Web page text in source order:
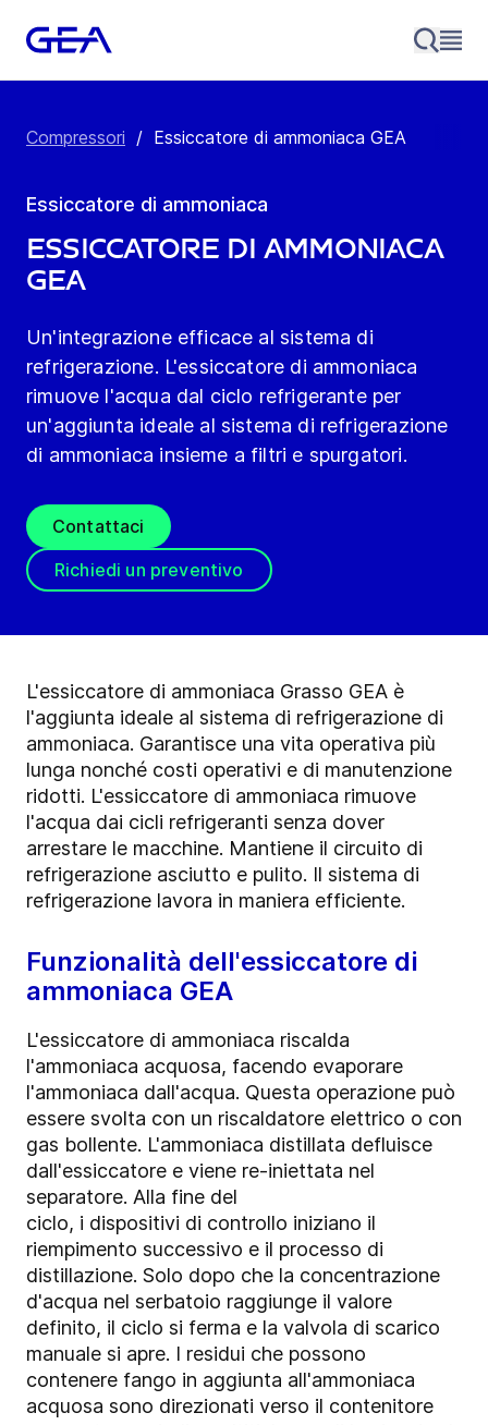
Compressori / Essiccatore di ammoniaca GEA
Essiccatore di ammoniaca
Essiccatore di ammoniaca
GEA
Un'integrazione efficace al sistema di
refrigerazione. L'essiccatore di ammoniaca
rimuove l'acqua dal ciclo refrigerante per
un'aggiunta ideale al sistema di refrigerazione
di ammoniaca insieme a filtri e spurgatori.
Contattaci
Richiedi un preventivo
L'essiccatore di ammoniaca Grasso GEA è
l'aggiunta ideale al sistema di refrigerazione di
ammoniaca. Garantisce una vita operativa più
lunga nonché costi operativi e di manutenzione
ridotti. L'essiccatore di ammoniaca rimuove
l'acqua dai cicli refrigeranti senza dover
arrestare le macchine. Mantiene il circuito di
refrigerazione asciutto e pulito. Il sistema di
refrigerazione lavora in maniera efficiente.
Funzionalità dell'essiccatore di
ammoniaca GEA
L'essiccatore di ammoniaca riscalda
l'ammoniaca acquosa, facendo evaporare
l'ammoniaca dall'acqua. Questa operazione può
essere svolta con un riscaldatore elettrico o con
gas bollente. L'ammoniaca distillata defluisce
dall'essiccatore e viene re-iniettata nel
separatore. Alla fine del
ciclo, i dispositivi di controllo iniziano il
riempimento successivo e il processo di
distillazione. Solo dopo che la concentrazione
d'acqua nel serbatoio raggiunge il valore
definito, il ciclo si ferma e la valvola di scarico
manuale si apre. I residui che possono
contenere fango in aggiunta all'ammoniaca
acquosa sono direzionati verso il contenitore